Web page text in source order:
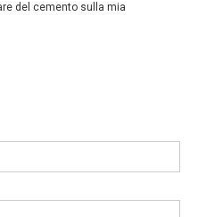
del cemento sulla mia